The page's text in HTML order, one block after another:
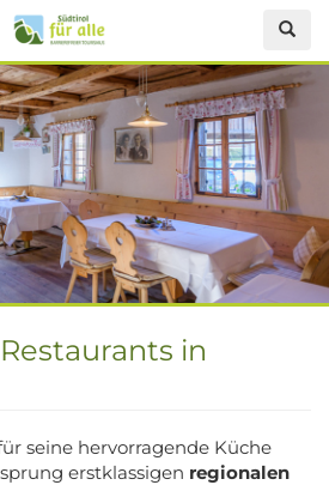
in
seine hervorragende Küche
erstklassigen regionalen